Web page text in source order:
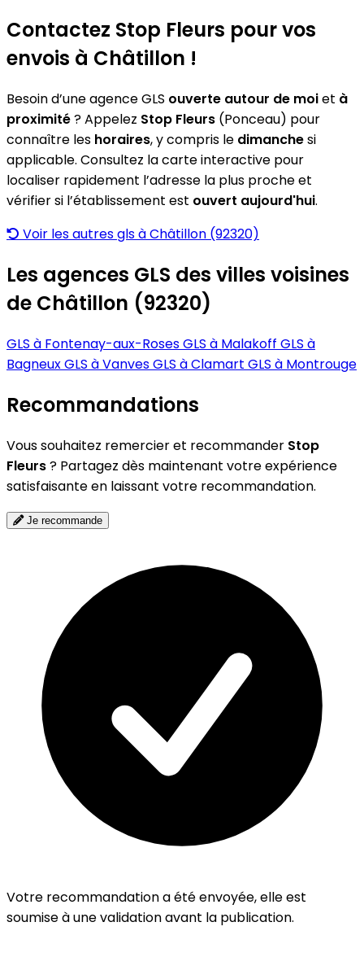
Contactez Stop Fleurs pour vos
envois à Châtillon !
Besoin d’une agence GLS ouverte autour de moiet à
proximité? Appelez Stop Fleurs (Ponceau) pour
connaître les horaires, y compris le dimanchesi
applicable. Consultez la carte interactive pour
localiser rapidement l’adresse la plus proche et
vérifier si l’établissement est ouvert aujourd'hui.
Voir les autres gls à Châtillon (92320)
Les agences GLS des villes voisines
de Châtillon (92320)
GLS à Fontenay-aux-RosesGLS à Malakoff GLS à
BagneuxGLS à VanvesGLS à Clamart GLS à Montrouge
Recommandations
Vous souhaitez remercier et recommander Stop
Fleurs? Partagez dès maintenant votre expérience
satisfaisante en laissant votre recommandation.
Je recommande
Votre recommandation a été envoyée, elle est
soumise à une validation avant la publication.